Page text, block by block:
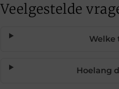
Veelgestelde
Welke
Hoelang